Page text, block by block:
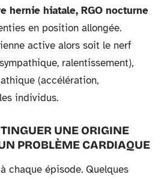
hernie hiatale, RGO nocturne
en position allongée.
active alors soit le nerf
ralentissement),
(accélération,
individus.
UNE ORIGINE
PROBLÈME CARDIAQUE
chaque épisode. Quelques